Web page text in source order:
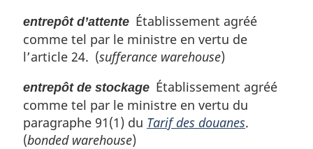
entrepôt d’attente Établissement agréé
comme tel par le ministre en vertu de
l’article 24. (sufferance warehouse)
entrepôt de stockage Établissement agréé
comme tel par le ministre en vertu du
paragraphe 91(1) du Tarif des douanes.
(bonded warehouse)